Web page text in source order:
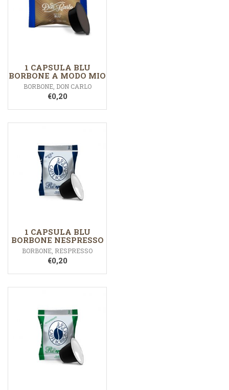
1 CAPSULA BLU
BORBONE A MODO MIO
BORBONE, DON CARLO
€0,20
1 CAPSULA BLU
BORBONE NESPRESSO
BORBONE RESPRESSO
€0,20